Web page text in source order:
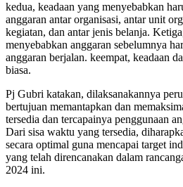
kedua, keadaan yang menyebabkan
anggaran antar organisasi, antar unit
kegiatan, dan antar jenis belanja.
menyebabkan anggaran sebelumnya
anggaran berjalan. keempat, keadaan
biasa.
Pj Gubri katakan, dilaksanakannya
bertujuan memantapkan dan
tersedia dan tercapainya penggunaan
Dari sisa waktu yang tersedia,
secara optimal guna mencapai target
yang telah direncanakan dalam
2024 ini.